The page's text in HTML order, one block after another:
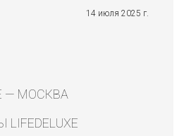
14 июля 2025 г.
— МОСКВА